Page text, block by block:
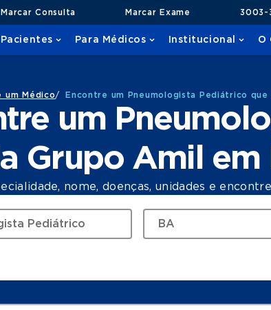
Marcar Consulta Marcar Exame 3003-
Pacientes Para Médicos Institucional O
um Médico/ Encontre um Pneumologista Pediátrico
um
Grupo Amil em
nome, doenças, unidades e